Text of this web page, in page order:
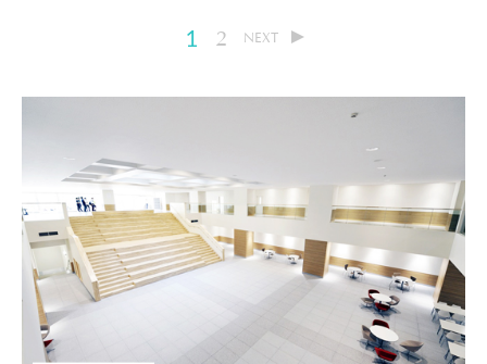
ADMISSION
入試・入学案内
入試要項
志願者速報
合格者発表
1 2 NEXT